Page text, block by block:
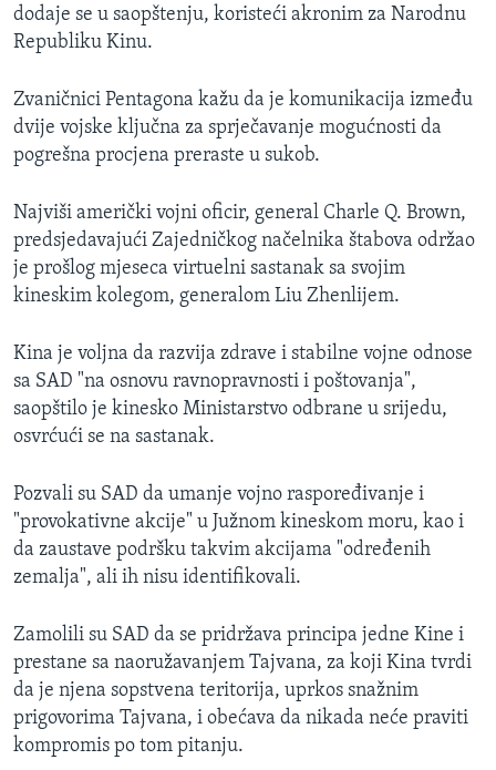
dodaje se u saopštenju, koristeći akronim za Narodnu
Republiku Kinu.
Zvaničnici Pentagona kažu da je komunikacija između
dvije vojske ključna za sprječavanje mogućnosti da
pogrešna procjena preraste u sukob.
Najviši američki vojni oficir, general Charle Q. Brown,
predsjedavajući Zajedničkog načelnika štabova održao
je prošlog mjeseca virtuelni sastanak sa svojim
kineskim kolegom, generalom Liu Zhenlijem.
Kina je voljna da razvija zdrave i stabilne vojne odnose
sa SAD "na osnovu ravnopravnosti i poštovanja",
saopštilo je kinesko Ministarstvo odbrane u srijedu,
osvrćući se na sastanak.
Pozvali su SAD da umanje vojno raspoređivanje i
"provokativne akcije" u Južnom kineskom moru, kao i
da zaustave podršku takvim akcijama "određenih
zemalja", ali ih nisu identifikovali.
Zamolili su SAD da se pridržava principa jedne Kine i
prestane sa naoružavanjem Tajvana, za koji Kina tvrdi
da je njena sopstvena teritorija, uprkos snažnim
prigovorima Tajvana, i obećava da nikada neće praviti
kompromis po tom pitanju.